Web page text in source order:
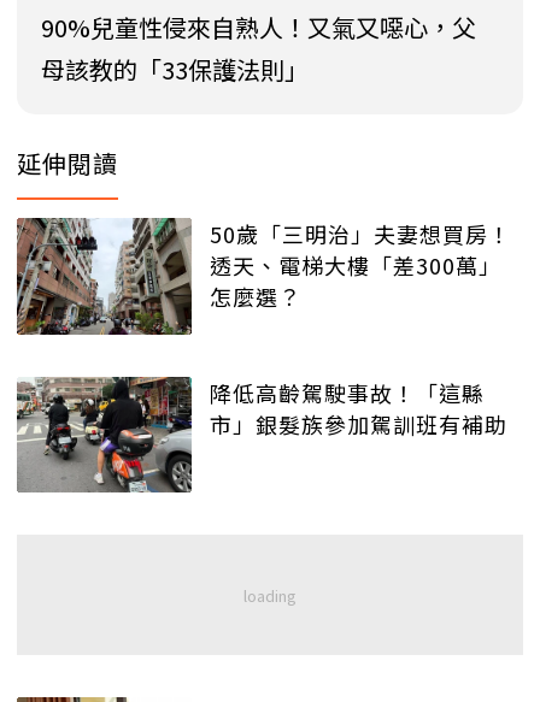
90%兒童性侵來自熟人！又氣又噁心，父
母該教的「33保護法則」
延伸閱讀
50歲「三明治」夫妻想買房！
透天、電梯大樓「差300萬」
怎麼選？
降低高齡駕駛事故！「這縣
市」銀髮族參加駕訓班有補助